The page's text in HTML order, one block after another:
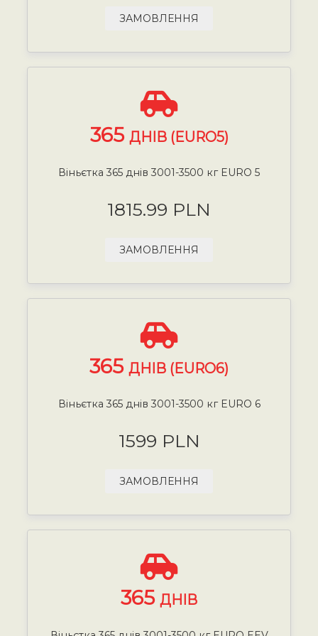
ЗАМОВЛЕННЯ
365 ДНІВ (EURO5)
Віньєтка 365 днів 3001-3500 кг EURO 5
1815.99 PLN
ЗАМОВЛЕННЯ
365 ДНІВ (EURO6)
Віньєтка 365 днів 3001-3500 кг EURO 6
1599 PLN
ЗАМОВЛЕННЯ
365 ДНІВ